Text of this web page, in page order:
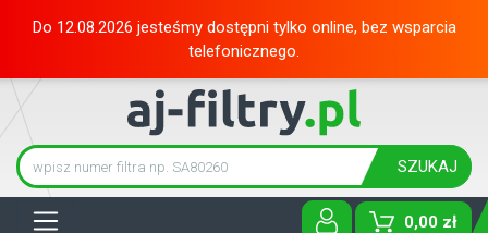
Do 12.08.2026 jesteśmy dostępni tylko online, bez wsparcia
telefonicznego.
SZUKAJ
0,00 zł